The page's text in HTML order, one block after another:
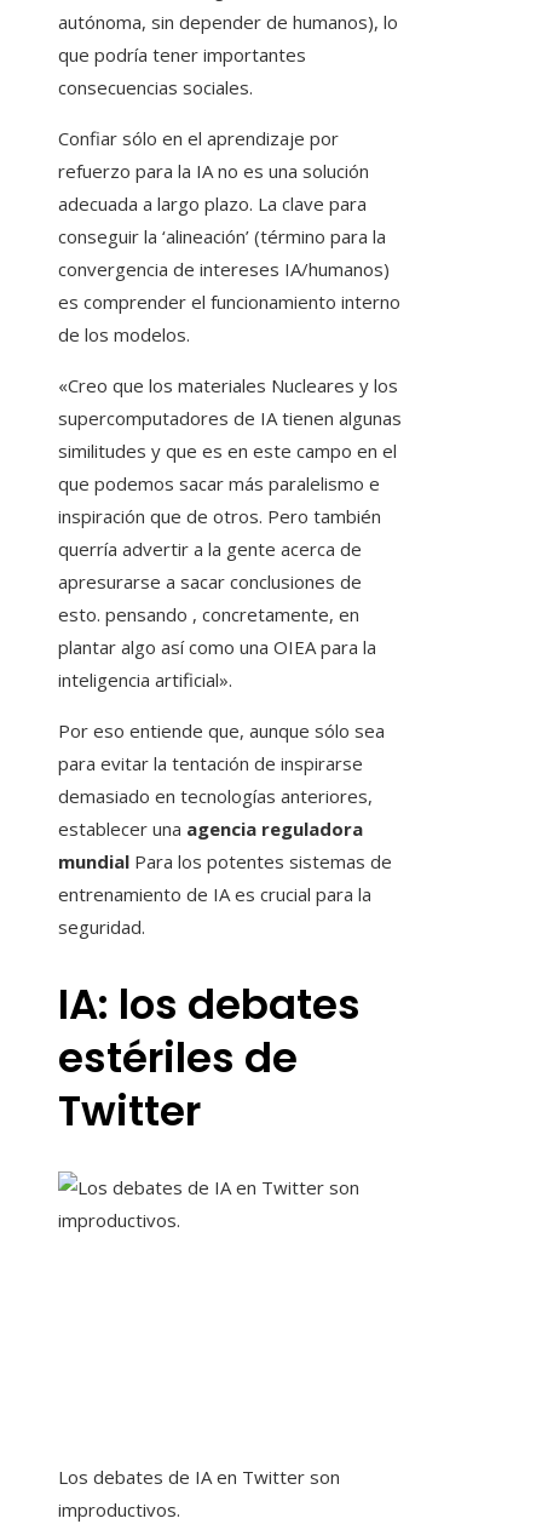
autónoma, sin depender de humanos), lo
que podría tener importantes
consecuencias sociales.
Confiar sólo en el aprendizaje por
refuerzo para la IA no es una solución
adecuada a largo plazo. La clave para
conseguir la ‘alineación’ (término para la
convergencia de intereses IA/humanos)
es comprender el funcionamiento interno
de los modelos.
«Creo que los materiales Nucleares y los
supercomputadores de IA tienen algunas
similitudes y que es en este campo en el
que podemos sacar más paralelismo e
inspiración que de otros. Pero también
querría advertir a la gente acerca de
apresurarse a sacar conclusiones de
esto. pensando , concretamente, en
plantar algo así como una OIEA para la
inteligencia artificial».
Por eso entiende que, aunque sólo sea
para evitar la tentación de inspirarse
demasiado en tecnologías anteriores,
establecer una agencia reguladora
mundial Para los potentes sistemas de
entrenamiento de IA es crucial para la
seguridad.
IA: los debates
estériles de
Twitter
Los debates de IA en Twitter son
improductivos.